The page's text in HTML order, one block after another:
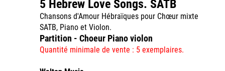
5 Hebrew Love Songs. SATB
Chansons d'Amour Hébraïques pour Chœur mixte
SATB, Piano et Violon.
Partition - Choeur Piano violon
Quantité minimale de vente : 5 exemplaires.